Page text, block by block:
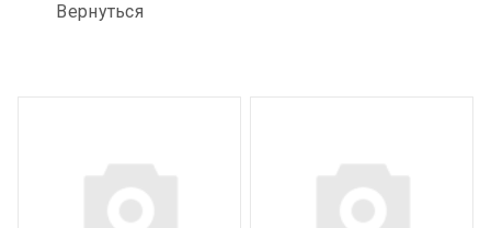
Вернуться